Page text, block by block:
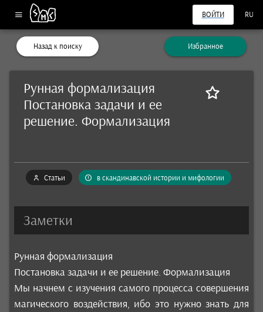
ВОЙТИ RU
Назад к поиску Избранное
Рунная формализация
Постановка задачи и ее
решение. Формализация
Статьи в скандинавской истории и мифологии
Заметки
Рунная формализация
Постановка задачи и ее решение. Формализация
Мы начнем с изучения самого процесса совершения
магического воздействия, ибо это нужно знать для